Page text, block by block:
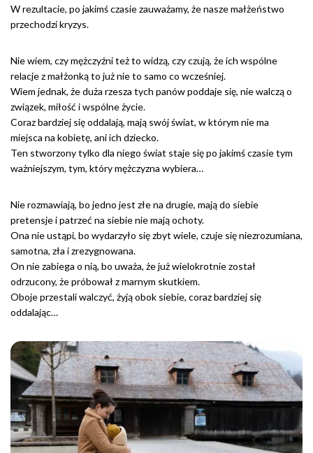
W rezultacie, po jakimś czasie zauważamy, że nasze małżeństwo
przechodzi kryzys.
Nie wiem, czy mężczyźni też to widzą, czy czują, że ich wspólne
relacje z małżonką to już nie to samo co wcześniej.
Wiem jednak, że duża rzesza tych panów poddaje się, nie walczą o
związek, miłość i wspólne życie.
Coraz bardziej się oddalają, mają swój świat, w którym nie ma
miejsca na kobietę, ani ich dziecko.
Ten stworzony tylko dla niego świat staje się po jakimś czasie tym
ważniejszym, tym, który mężczyzna wybiera…
Nie rozmawiają, bo jedno jest złe na drugie, mają do siebie
pretensje i patrzeć na siebie nie mają ochoty.
Ona nie ustąpi, bo wydarzyło się zbyt wiele, czuje się niezrozumiana,
samotna, zła i zrezygnowana.
On nie zabiega o nią, bo uważa, że już wielokrotnie został
odrzucony, że próbował z marnym skutkiem.
Oboje przestali walczyć, żyją obok siebie, coraz bardziej się
oddalając…